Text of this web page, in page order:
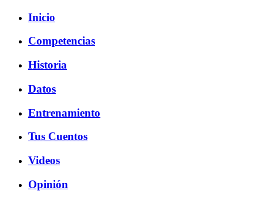
Inicio
Competencias
Historia
Datos
Entrenamiento
Tus Cuentos
Videos
Opinión